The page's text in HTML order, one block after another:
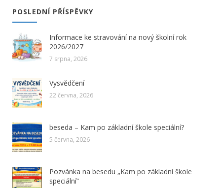
POSLEDNÍ PŘÍSPĚVKY
Informace ke stravování na nový školní rok
2026/2027
7 srpna, 2026
Vysvědčení
22 června, 2026
beseda – Kam po základní škole speciální?
5 června, 2026
Pozvánka na besedu „Kam po základní škole
speciální“